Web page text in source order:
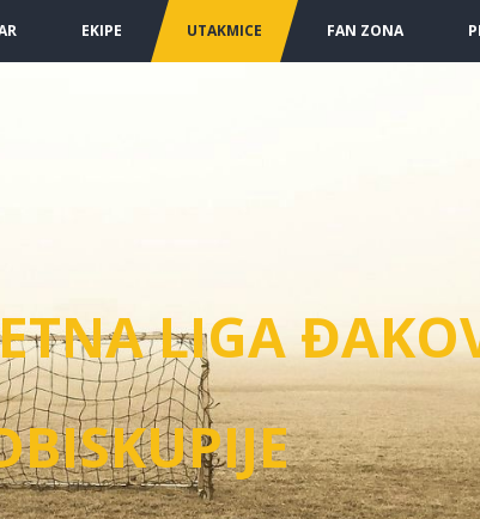
EKIPE UTAKMICE FAN ZONA
LIGA